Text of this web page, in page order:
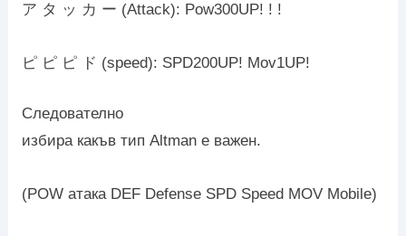
ア タ ッ カ ー (Attack): Pow300UP! ! !
ピ ピ ピ ド (speed): SPD200UP! Mov1UP!
Следователно
избира какъв тип Altman е важен.
(POW атака DEF Defense SPD Speed ​​​​MOV Mobile)